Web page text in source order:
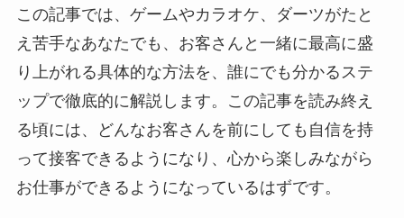
この記事では、ゲームやカラオケ、ダーツがたと
え苦手なあなたでも、お客さんと一緒に最高に盛
り上がれる具体的な方法を、誰にでも分かるステ
ップで徹底的に解説します。この記事を読み終え
る頃には、どんなお客さんを前にしても自信を持
って接客できるようになり、心から楽しみながら
お仕事ができるようになっているはずです。